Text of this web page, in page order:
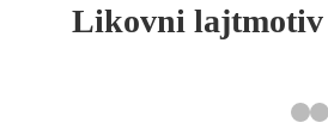
Likovni lajtmotiv